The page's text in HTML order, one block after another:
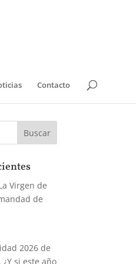
Contacto
Virgen de
de
2026 de
si este año